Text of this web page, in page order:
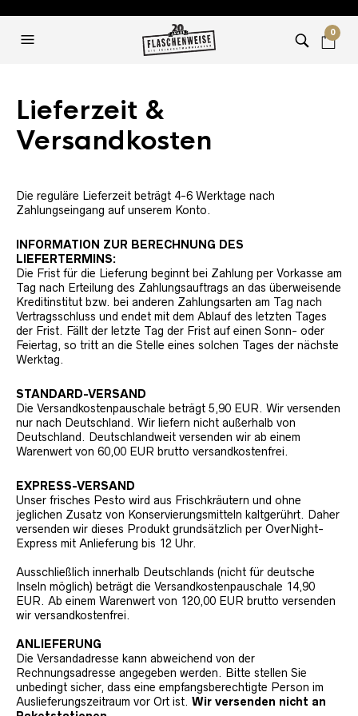
0
Lieferzeit &
Versandkosten
Die reguläre Lieferzeit beträgt 4-6 Werktage nach
Zahlungseingang auf unserem Konto.
INFORMATION ZUR BERECHNUNG DES
LIEFERTERMINS:
Die Frist für die Lieferung beginnt bei Zahlung per Vorkasse am
Tag nach Erteilung des Zahlungsauftrags an das überweisende
Kreditinstitut bzw. bei anderen Zahlungsarten am Tag nach
Vertragsschluss und endet mit dem Ablauf des letzten Tages
der Frist. Fällt der letzte Tag der Frist auf einen Sonn- oder
Feiertag, so tritt an die Stelle eines solchen Tages der nächste
Werktag.
STANDARD-VERSAND
Die Versandkostenpauschale beträgt 5,90 EUR. Wir versenden
nur nach Deutschland. Wir liefern nicht außerhalb von
Deutschland. Deutschlandweit versenden wir ab einem
Warenwert von 60,00 EUR brutto versandkostenfrei.
EXPRESS-VERSAND
Unser frisches Pesto wird aus Frischkräutern und ohne
jeglichen Zusatz von Konservierungsmitteln kaltgerührt. Daher
versenden wir dieses Produkt grundsätzlich per OverNight-
Express mit Anlieferung bis 12 Uhr.
Ausschließlich innerhalb Deutschlands (nicht für deutsche
Inseln möglich) beträgt die Versandkostenpauschale 14,90
EUR. Ab einem Warenwert von 120,00 EUR brutto versenden
wir versandkostenfrei.
ANLIEFERUNG
Die Versandadresse kann abweichend von der
Rechnungsadresse angegeben werden. Bitte stellen Sie
unbedingt sicher, dass eine empfangsberechtigte Person im
Auslieferungszeitraum vor Ort ist. Wir versenden nicht an